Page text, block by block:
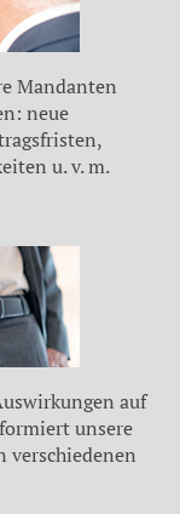
Mandanten
neue
u. v. m.
auf
unsere
verschiedenen